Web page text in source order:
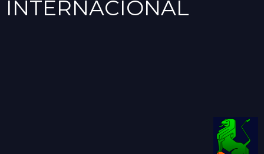
INTERNACIONAL